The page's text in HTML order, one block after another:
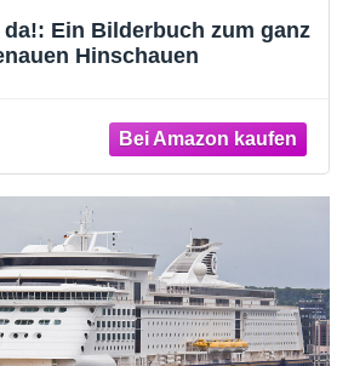
da!: Ein Bilderbuch zum ganz
Hinschauen